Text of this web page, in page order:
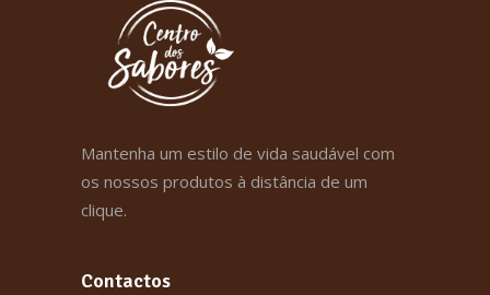
Mantenha um estilo de vida saudável com
os nossos produtos à distância de um
clique.
Contactos